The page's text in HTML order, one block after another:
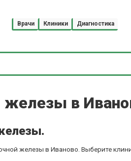
Врачи Клиники Диагностика
железы в
железы в Иваново. Выберите